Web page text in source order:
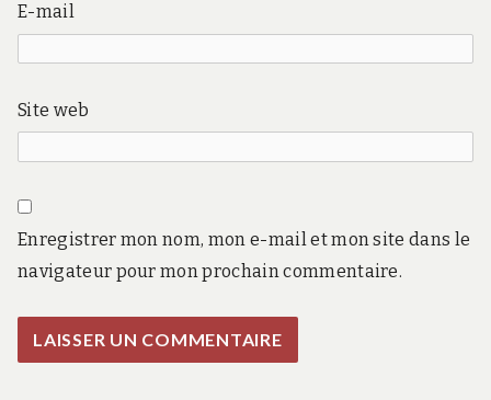
E-mail
Site web
Enregistrer mon nom, mon e-mail et mon site dans le
navigateur pour mon prochain commentaire.